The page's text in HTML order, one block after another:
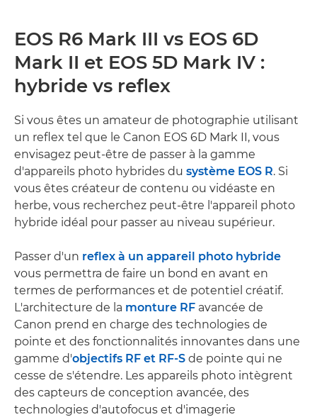
EOS R6 Mark III vs EOS 6D
Mark II et EOS 5D Mark IV :
hybride vs reflex
Si vous êtes un amateur de photographie utilisant
un reflex tel que le Canon EOS 6D Mark II, vous
envisagez peut-être de passer à la gamme
d'appareils photo hybrides du système EOS R. Si
vous êtes créateur de contenu ou vidéaste en
herbe, vous recherchez peut-être l'appareil photo
hybride idéal pour passer au niveau supérieur.
Passer d'un reflex à un appareil photo hybride
vous permettra de faire un bond en avant en
termes de performances et de potentiel créatif.
L'architecture de la monture RF avancée de
Canon prend en charge des technologies de
pointe et des fonctionnalités innovantes dans une
gamme d'objectifs RF et RF-S de pointe qui ne
cesse de s'étendre. Les appareils photo intègrent
des capteurs de conception avancée, des
technologies d'autofocus et d'imagerie